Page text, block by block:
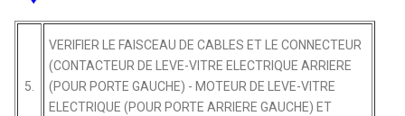
5.
VERIFIER LE FAISCEAU DE CABLES ET LE CONNECTEUR
(CONTACTEUR DE LEVE-VITRE ELECTRIQUE ARRIERE
(POUR PORTE GAUCHE) - MOTEUR DE LEVE-VITRE
ELECTRIQUE (POUR PORTE ARRIERE GAUCHE) ET